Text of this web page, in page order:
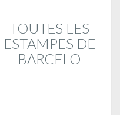
TOUTES LES
ESTAMPES DE
BARCELO